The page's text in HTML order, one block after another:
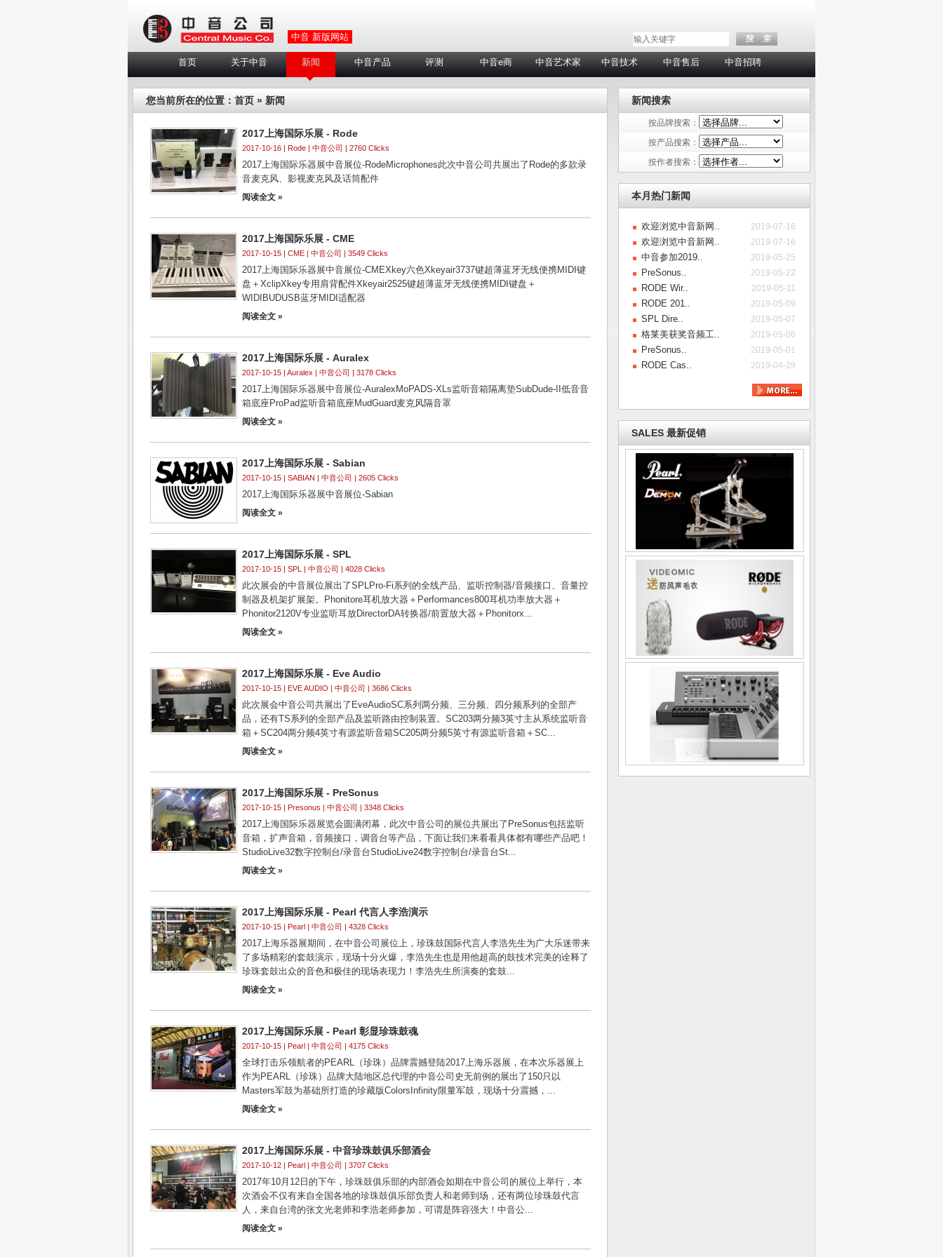
中音 新版网站
首页 关于中音 新闻 中音产品 评测 中音e商 中音艺术家 中音技术 中音售后 中音招聘
您当前所在的位置： 首页 » 新闻
2017上海国际乐展 - Rode
2017-10-16 | Rode | 中音公司 | 2760 Clicks
2017上海国际乐器展中音展位-RodeMicrophones此次中音公司共展出了Rode的多款录
音麦克风、影视麦克风及话筒配件
阅读全文 »
2017上海国际乐展 - CME
2017-10-15 |CME | 中音公司 | 3549 Clicks
2017上海国际乐器展中音展位-CMEXkey六色Xkeyair3737键超薄蓝牙无线便携MIDI键
盘＋XclipXkey专用肩背配件Xkeyair2525键超薄蓝牙无线便携MIDI键盘＋
WIDIBUDUSB蓝牙MIDI适配器
阅读全文 »
2017上海国际乐展 - Auralex
2017-10-15 |Auralex | 中音公司 | 3178 Clicks
2017上海国际乐器展中音展位-AuralexMoPADS-XLs监听音箱隔离垫SubDude-II低音音
箱底座ProPad监听音箱底座MudGuard麦克风隔音罩
阅读全文 »
2017上海国际乐展 - Sabian
2017-10-15 |SABIAN | 中音公司 | 2605 Clicks
2017上海国际乐器展中音展位-Sabian
阅读全文 »
2017上海国际乐展 - SPL
2017-10-15 |SPL | 中音公司 | 4028 Clicks
此次展会的中音展位展出了SPLPro-Fi系列的全线产品、监听控制器/音频接口、音量控
制器及机架扩展架。Phonitore耳机放大器＋Performances800耳机功率放大器＋
Phonitor2120V专业监听耳放DirectorDA转换器/前置放大器＋Phonitorx...
阅读全文 »
2017上海国际乐展 - Eve Audio
2017-10-15 | EVE AUDIO | 中音公司 | 3686 Clicks
此次展会中音公司共展出了EveAudioSC系列两分频、三分频、四分频系列的全部产
品，还有TS系列的全部产品及监听路由控制装置。SC203两分频3英寸主从系统监听音
箱＋SC204两分频4英寸有源监听音箱SC205两分频5英寸有源监听音箱＋SC...
阅读全文 »
2017上海国际乐展 - PreSonus
2017-10-15 | Presonus | 中音公司 | 3348 Clicks
2017上海国际乐器展览会圆满闭幕，此次中音公司的展位共展出了PreSonus包括监听
音箱，扩声音箱，音频接口，调音台等产品，下面让我们来看看具体都有哪些产品吧！
StudioLive32数字控制台/录音台StudioLive24数字控制台/录音台St...
阅读全文 »
2017上海国际乐展 - Pearl 代言人李浩演示
2017-10-15 | Pearl | 中音公司 | 4328 Clicks
2017上海乐器展期间，在中音公司展位上，珍珠鼓国际代言人李浩先生为广大乐迷带来
了多场精彩的套鼓演示，现场十分火爆，李浩先生也是用他超高的鼓技术完美的诠释了
珍珠套鼓出众的音色和极佳的现场表现力！李浩先生所演奏的套鼓...
阅读全文 »
2017上海国际乐展 - Pearl 彰显珍珠鼓魂
2017-10-15 | Pearl | 中音公司 | 4175 Clicks
全球打击乐领航者的PEARL（珍珠）品牌震撼登陆2017上海乐器展，在本次乐器展上
作为PEARL（珍珠）品牌大陆地区总代理的中音公司史无前例的展出了150只以
Masters军鼓为基础所打造的珍藏版ColorsInfinity限量军鼓，现场十分震撼，...
阅读全文 »
2017上海国际乐展 - 中音珍珠鼓俱乐部酒会
2017-10-12 | Pearl | 中音公司 | 3707 Clicks
2017年10月12日的下午，珍珠鼓俱乐部的内部酒会如期在中音公司的展位上举行，本
次酒会不仅有来自全国各地的珍珠鼓俱乐部负责人和老师到场，还有两位珍珠鼓代言
人，来自台湾的张文光老师和李浩老师参加，可谓是阵容强大！中音公...
阅读全文 »
新闻搜索
按品牌搜索：
按产品搜索：
按作者搜索：
本月热门新闻
欢迎浏览中音新网.. 2019-07-16
欢迎浏览中音新网.. 2019-07-16
中音参加2019.. 2019-05-25
PreSonus.. 2019-05-22
RODE Wir.. 2019-05-11
RODE 201.. 2019-05-09
SPL Dire.. 2019-05-07
格莱美获奖音频工.. 2019-05-06
PreSonus.. 2019-05-01
RODE Cas.. 2019-04-29
SALES 最新促销